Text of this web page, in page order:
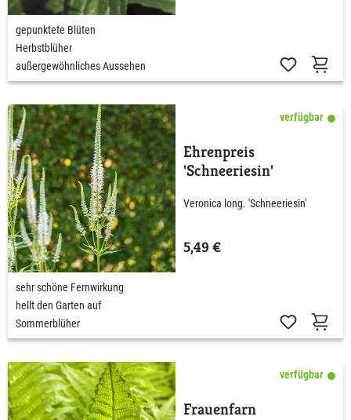
gepunktete Blüten
Herbstblüher
außergewöhnliches Aussehen
verfügbar
Ehrenpreis
'Schneeriesin'
Veronica long. 'Schneeriesin'
5,49 €
sehr schöne Fernwirkung
hellt den Garten auf
Sommerblüher
verfügbar
Frauenfarn